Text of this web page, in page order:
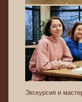
Экскурсия и